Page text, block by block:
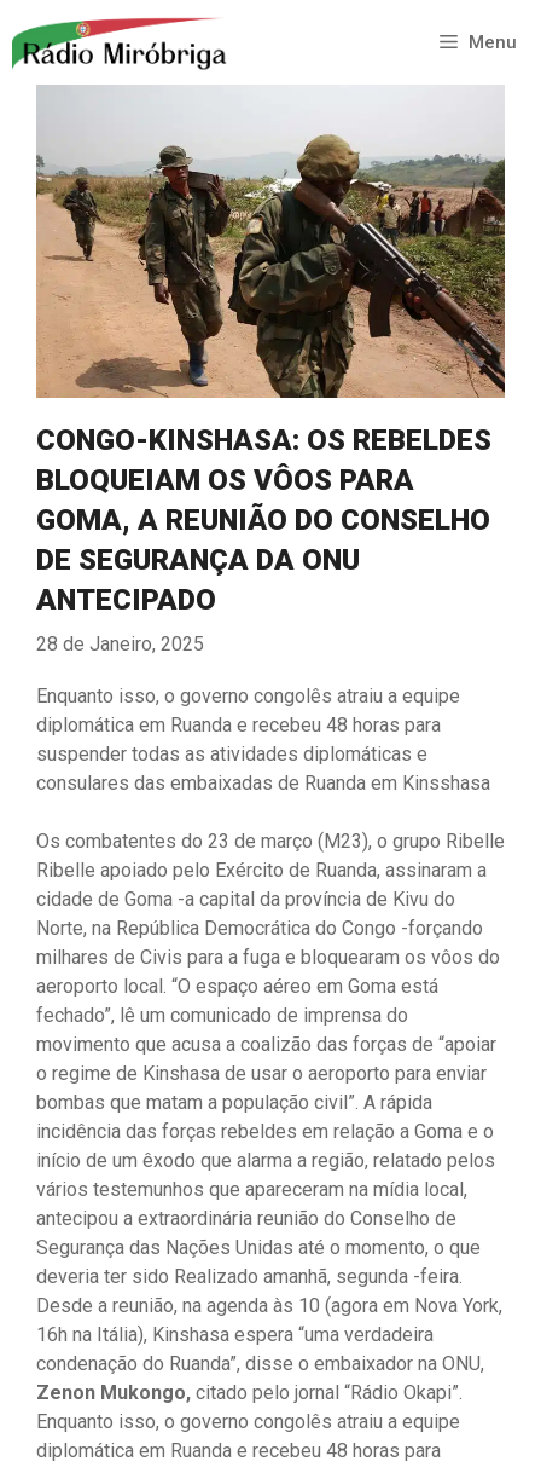
para
Menu
CONGO-KINSHASA: OS REBELDES
BLOQUEIAM OS VÔOS PARA
GOMA, A REUNIÃO DO CONSELHO
DE SEGURANÇA DA ONU
ANTECIPADO
28 de Janeiro, 2025
Enquanto isso, o governo congolês atraiu a equipe
diplomática em Ruanda e recebeu 48 horas para
suspender todas as atividades diplomáticas e
consulares das embaixadas de Ruanda em Kinsshasa
Os combatentes do 23 de março (M23), o grupo Ribelle
Ribelle apoiado pelo Exército de Ruanda, assinaram a
cidade de Goma -a capital da província de Kivu do
Norte, na República Democrática do Congo -forçando
milhares de Civis para a fuga e bloquearam os vôos do
aeroporto local. “O espaço aéreo em Goma está
fechado”, lê um comunicado de imprensa do
movimento que acusa a coalizão das forças de “apoiar
o regime de Kinshasa de usar o aeroporto para enviar
bombas que matam a população civil”. A rápida
incidência das forças rebeldes em relação a Goma e o
início de um êxodo que alarma a região, relatado pelos
vários testemunhos que apareceram na mídia local,
antecipou a extraordinária reunião do Conselho de
Segurança das Nações Unidas até o momento, o que
deveria ter sido Realizado amanhã, segunda -feira.
Desde a reunião, na agenda às 10 (agora em Nova York,
16h na Itália), Kinshasa espera “uma verdadeira
condenação do Ruanda”, disse o embaixador na ONU,
Zenon Mukongo, citado pelo jornal “Rádio Okapi”.
Enquanto isso, o governo congolês atraiu a equipe
diplomática em Ruanda e recebeu 48 horas para